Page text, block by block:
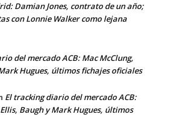
Damian Jones, contrato de un año;
con Lonnie Walker como lejana
del mercado ACB: Mac McClung,
Hugues, últimos fichajes oficiales
El tracking diario del mercado ACB:
Baugh y Mark Hugues, últimos